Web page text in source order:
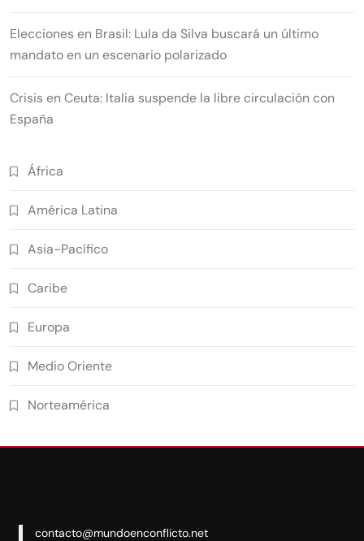
Elecciones en Brasil: Lula da Silva buscará un último
mandato en un escenario polarizado
Crisis en Ceuta: Italia suspende la libre circulación con
España
África
América Latina
Asia-Pacífico
Caribe
Europa
Medio Oriente
Norteamérica
contacto@mundoenconflicto.net